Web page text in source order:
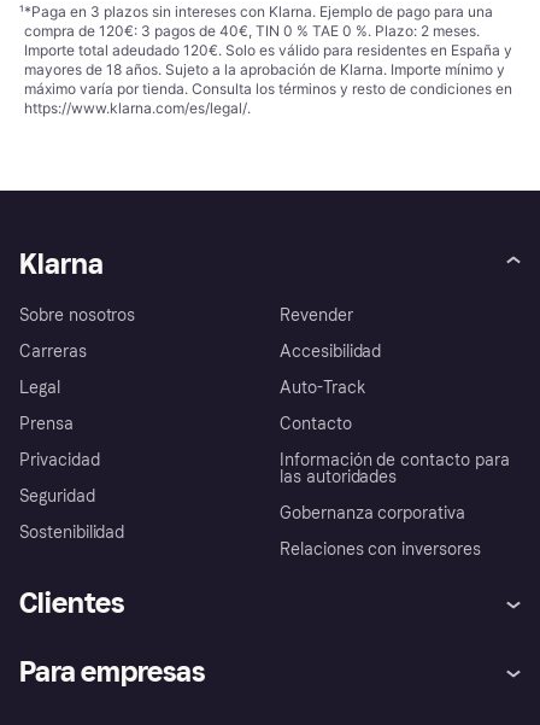
¹*Paga en 3 plazos sin intereses con Klarna. Ejemplo de pago para una
compra de 120€: 3 pagos de 40€, TIN 0 % TAE 0 %. Plazo: 2 meses.
Importe total adeudado 120€. Solo es válido para residentes en España y
mayores de 18 años. Sujeto a la aprobación de Klarna. Importe mínimo y
máximo varía por tienda. Consulta los términos y resto de condiciones en
https://www.klarna.com/es/legal/.
Klarna
Sobre nosotros
Carreras
Legal
Prensa
Privacidad
Seguridad
Sostenibilidad
Revender
Accesibilidad
Auto-Track
Contacto
Información de contacto para
las autoridades
Gobernanza corporativa
Relaciones con inversores
Clientes
Inicio de sesión
Para empresas